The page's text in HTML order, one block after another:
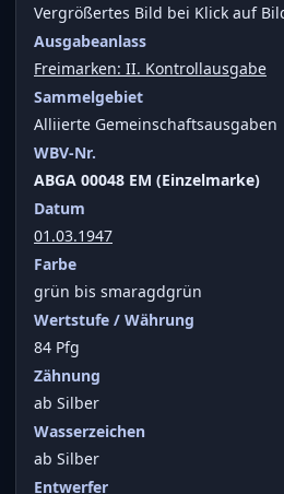
Vergrößertes Bild bei Klick auf
Ausgabeanlass
Freimarken: II. Kontrollausgabe
Sammelgebiet
Alliierte Gemeinschaftsausgaben
WBV-Nr.
ABGA 00048 EM (Einzelmarke)
Datum
01.03.1947
Farbe
grün bis smaragdgrün
Wertstufe / Währung
84 Pfg
Zähnung
ab Silber
Wasserzeichen
ab Silber
Entwerfer